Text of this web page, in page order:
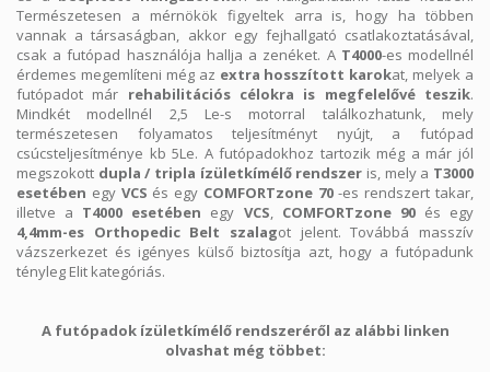
Természetesen a mérnökök figyeltek arra is, hogy ha többen
vannak a társaságban, akkor egy fejhallgató csatlakoztatásával,
csak a futópad használója hallja a zenéket. A T4000-es modellnél
érdemes megemlíteni még az extra hosszított karokat, melyek a
futópadot már rehabilitációs célokra is megfelelővé teszik.
Mindkét modellnél 2,5 Le-s motorral találkozhatunk, mely
természetesen folyamatos teljesítményt nyújt, a futópad
csúcsteljesítménye kb 5Le. A futópadokhoz tartozik még a már jól
megszokott dupla / tripla ízületkímélő rendszer is, mely a T3000
esetében egy VCS és egy COMFORTzone 70-es rendszert takar,
illetve a T4000 esetében egy VCS, COMFORTzone 90és egy
4,4mm-es Orthopedic Belt szalagot jelent. Továbbá masszív
vázszerkezet és igényes külső biztosítja azt, hogy a futópadunk
tényleg Elit kategóriás.
A futópadok ízületkímélő rendszeréről az alábbi linken
olvashat még többet: